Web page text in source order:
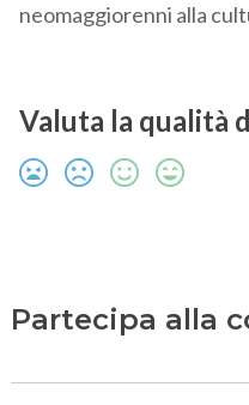
neomaggiorenni alla
Valuta la qualità
Partecipa alla